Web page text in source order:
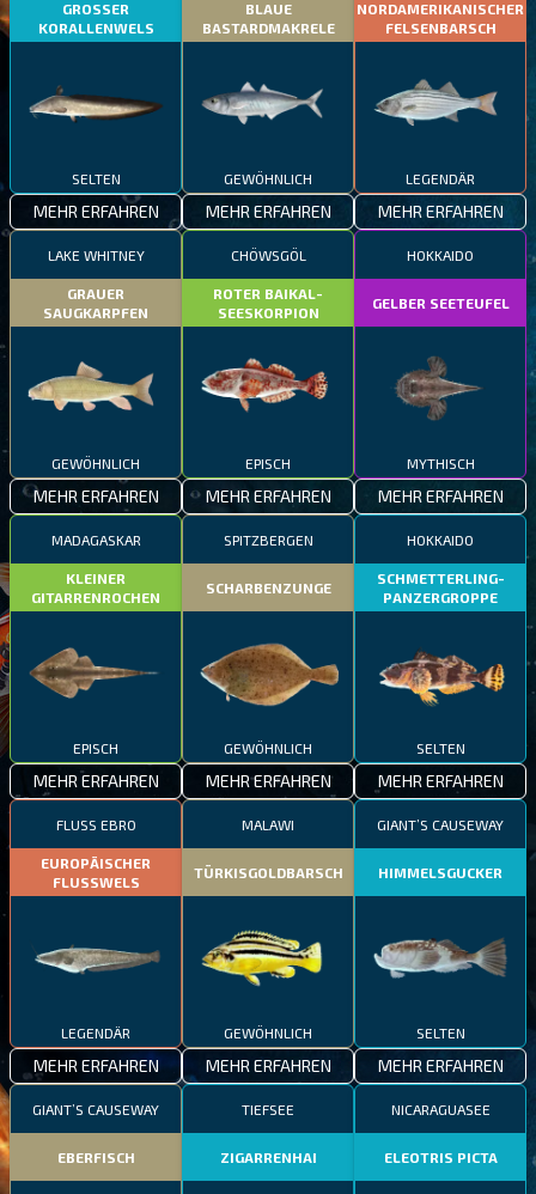
GROSSER
KORALLENWELS
SELTEN
MEHR ERFAHREN
BLAUE
BASTARDMAKRELE
GEWÖHNLICH
MEHR ERFAHREN
NORDAMERIKANISCHER
FELSENBARSCH
LEGENDÄR
MEHR ERFAHREN
LAKE WHITNEY
GRAUER
SAUGKARPFEN
GEWÖHNLICH
MEHR ERFAHREN
CHÖWSGÖL
ROTER BAIKAL-
SEESKORPION
EPISCH
MEHR ERFAHREN
HOKKAIDO
GELBER SEETEUFEL
MYTHISCH
MEHR ERFAHREN
MADAGASKAR
KLEINER
GITARRENROCHEN
EPISCH
MEHR ERFAHREN
SPITZBERGEN
SCHARBENZUNGE
GEWÖHNLICH
MEHR ERFAHREN
HOKKAIDO
SCHMETTERLING-
PANZERGROPPE
SELTEN
MEHR ERFAHREN
FLUSS EBRO
EUROPÄISCHER
FLUSSWELS
LEGENDÄR
MEHR ERFAHREN
MALAWI
TÜRKISGOLDBARSCH
GEWÖHNLICH
MEHR ERFAHREN
GIANT’S CAUSEWAY
HIMMELSGUCKER
SELTEN
MEHR ERFAHREN
GIANT’S CAUSEWAY
EBERFISCH
TIEFSEE
ZIGARRENHAI
NICARAGUASEE
ELEOTRIS PICTA